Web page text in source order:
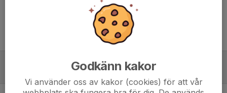
Godkänn kakor
Vi använder oss av kakor (cookies) för att vår